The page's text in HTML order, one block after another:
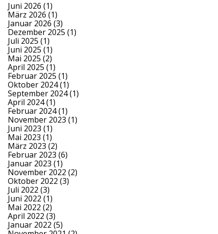
Juni 2026 (1)
März 2026 (1)
Januar 2026 (3)
Dezember 2025 (1)
Juli 2025 (1)
Juni 2025 (1)
Mai 2025 (2)
April 2025 (1)
Februar 2025 (1)
Oktober 2024(1)
September 2024(1)
April 2024(1)
Februar 2024(1)
November 2023 (1)
Juni 2023 (1)
Mai 2023 (1)
März 2023 (2)
Februar 2023 (6)
Januar 2023 (1)
November 2022 (2)
Oktober 2022 (3)
Juli 2022 (3)
Juni 2022 (1)
Mai 2022 (2)
April 2022 (3)
Januar 2022 (5)